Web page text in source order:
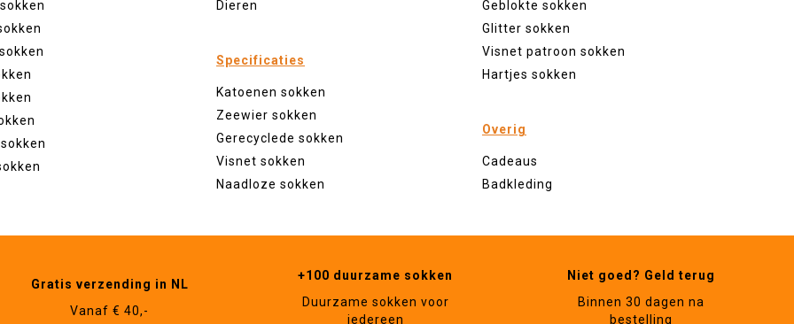
Dieren
Specificaties
Katoenen sokken
Zeewier sokken
Gerecyclede sokken
Visnet sokken
Naadloze sokken
Geblokte sokken
Glitter sokken
Visnet patroon sokken
Hartjes sokken
Overig
Cadeaus
Badkleding
Gratis verzending in NL
Vanaf € 40,-
+100 duurzame sokken
Duurzame sokken voor
iedereen
Niet goed? Geld terug
Binnen 30 dagen na
bestelling